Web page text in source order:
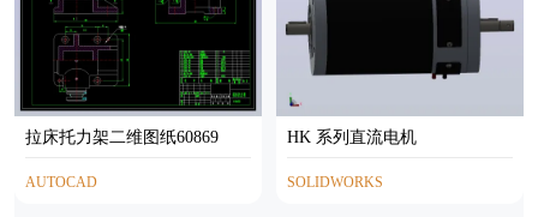
拉床托力架二维图纸60869
AUTOCAD
HK 系列直流电机
SOLIDWORKS